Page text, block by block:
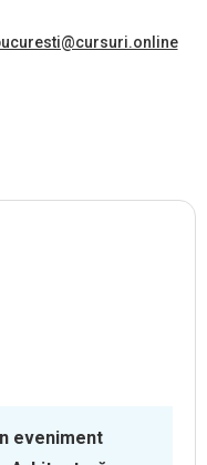
eveniment